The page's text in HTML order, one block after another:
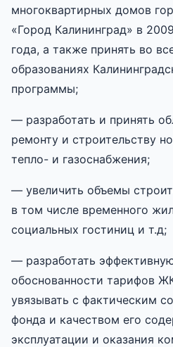
многоквартирных домов
«Город Калининград» в
года, а также принять во
образованиях
программы;
— разработать и принять
ремонту и строительству
тепло- и газоснабжения;
— увеличить объемы
в том числе временного
социальных гостиниц и т.д;
— разработать
обоснованности тарифов
увязывать с фактическим
фонда и качеством его
эксплуатации и оказания